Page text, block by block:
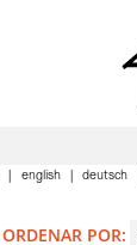
english deutsch
ORDENAR POR: